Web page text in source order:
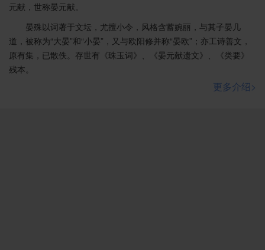
元献，世称晏元献。
晏殊以词著于文坛，尤擅小令，风格含蓄婉丽，与其子晏几
道，被称为“大晏”和“小晏”，又与欧阳修并称“晏欧”；亦工诗善文，
原有集，已散佚。存世有《珠玉词》、《晏元献遗文》、《类要》
残本。
更多介绍>